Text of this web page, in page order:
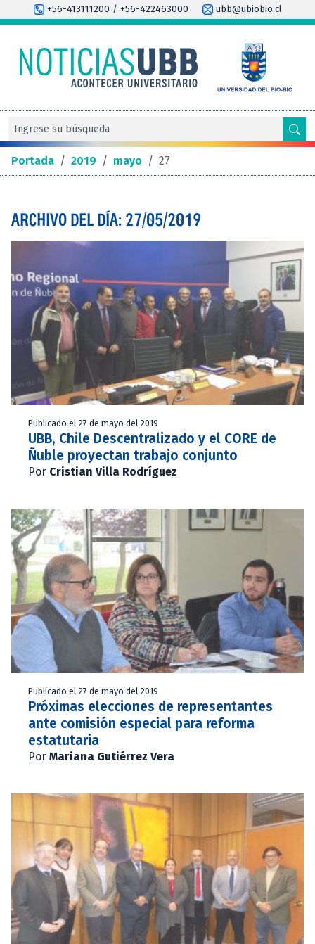
+56-413111200 / +56-422463000 ubb@ubiobio.cl
Portada / 2019 / mayo / 27
ARCHIVO DEL DÍA: 27/05/2019
Publicado el 27 de mayo del 2019
UBB, Chile Descentralizado y el CORE de
Ñuble proyectan trabajo conjunto
Por Cristian Villa Rodríguez
Publicado el 27 de mayo del 2019
Próximas elecciones de representantes
ante comisión especial para reforma
estatutaria
Por Mariana Gutiérrez Vera